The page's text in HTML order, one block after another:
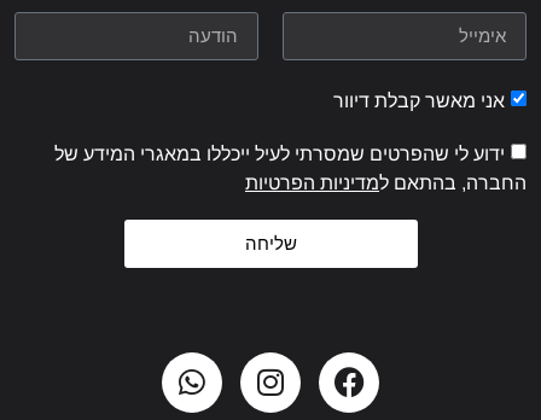
אני מאשר קבלת דיוור
ידוע לי שהפרטים שמסרתי לעיל ייכללו במאגרי המידע של
החברה, בהתאם למדיניות הפרטיות
שליחה